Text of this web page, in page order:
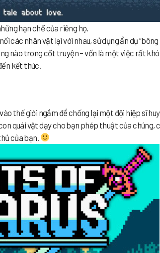
hạn chế của riêng họ.
các nhân vật lại với nhau, sử dụng ẩn dụ “bông
nào trong cốt truyện – vốn là một việc rất
kết thúc.
thế giới ngầm để chống lại một đội hiệp sĩ
quái vật dạy cho bạn phép thuật của chúng,
của bạn.